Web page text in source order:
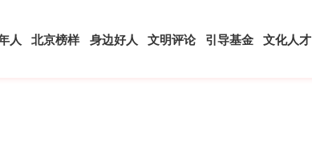
人 北京榜样 身边好人 文明评论 引导基金 文化人才